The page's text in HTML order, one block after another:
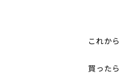
これか
買った